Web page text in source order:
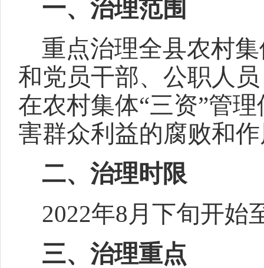
一、治理范围
重点治理全县农村
和党员干部、公职人
在农村集体“三资”管
害群众利益的腐败和
二、治理时限
2022年8月下旬开始
三、治理重点